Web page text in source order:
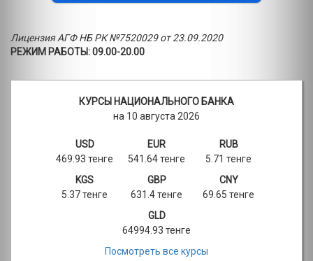
Лицензия АГФ НБ РК №7520029 от 23.09.2020
РЕЖИМ РАБОТЫ: 09.00-20.00
КУРСЫ НАЦИОНАЛЬНОГО БАНКА
на 10 августа 2026
USD
469.93 тенге
EUR
541.64 тенге
RUB
5.71 тенге
KGS
5.37 тенге
GBP
631.4 тенге
CNY
69.65 тенге
GLD
64994.93 тенге
Посмотреть все курсы